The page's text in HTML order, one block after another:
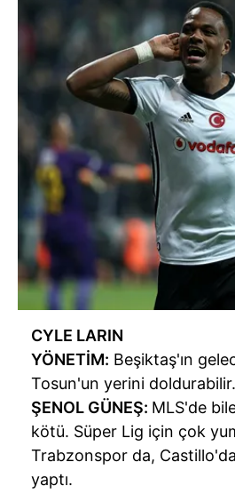
ilgili mevzuata uygun olarak
almak için lütfen
tıklayınız .
CYLE LARIN
YÖNETİM: Beşiktaş'ın
Tosun'un yerini doldurabilir.
ŞENOL GÜNEŞ: MLS'de
kötü. Süper Lig için çok
Trabzonspor da, Castillo'da
yaptı.